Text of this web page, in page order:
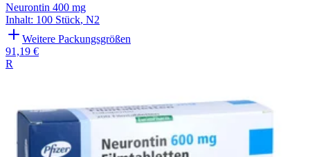
Neurontin 400 mg
Inhalt: 100 Stück, N2
Weitere Packungsgrößen
91,19 €
R